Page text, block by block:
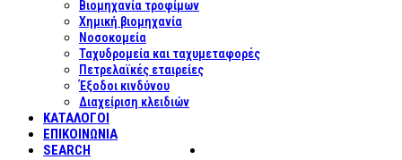
Βιομηχανία τροφίμων
Χημική βιομηχανία
Νοσοκομεία
Ταχυδρομεία και ταχυμεταφορές
Πετρελαϊκές εταιρείες
Έξοδοι κινδύνου
Διαχείριση κλειδιών
ΚΑΤΑΛΟΓΟΙ
ΕΠΙΚΟΙΝΩΝΊΑ
SEARCH